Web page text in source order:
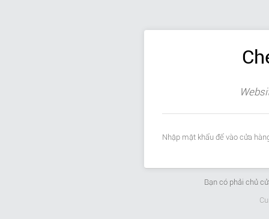
Nhập mật khẩu để vào cửa
Bạn có phải chủ